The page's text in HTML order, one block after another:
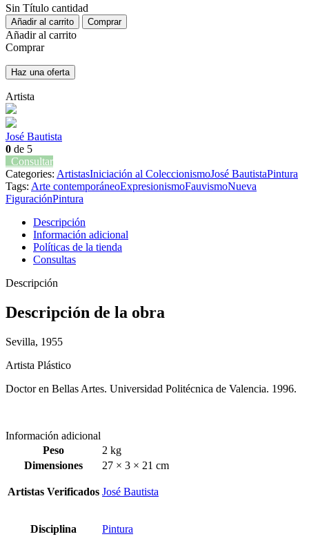
Sin Título cantidad
Añadir al carrito Comprar
Añadir al carrito
Comprar
Haz una oferta
Artista
José Bautista
0 de 5
Consultar
Categories: ArtistasIniciación al ColeccionismoJosé BautistaPintura
Tags: Arte contemporáneoExpresionismoFauvismoNueva
FiguraciónPintura
Descripción
Información adicional
Políticas de la tienda
Consultas
Descripción
Descripción de la obra
Sevilla, 1955
Artista Plástico
Doctor en Bellas Artes. Universidad Politécnica de Valencia. 1996.
Información adicional
Peso
2 kg
Dimensiones
27 × 3 × 21 cm
Artistas Verificados José Bautista
Disciplina Pintura